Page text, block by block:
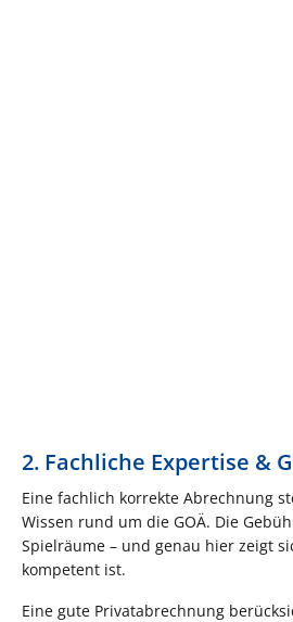
2. Fachliche Expertise &
Eine fachlich korrekte Abrechnung
Wissen rund um die GOÄ. Die
Spielräume – und genau hier zeigt
kompetent ist.
Eine gute Privatabrechnung